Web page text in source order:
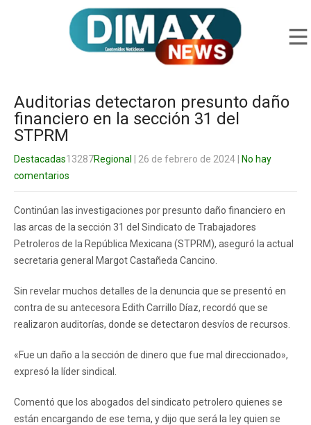
Auditorias detectaron presunto daño
financiero en la sección 31 del
STPRM
Destacadas13287Regional | 26 de febrero de 2024
No hay
comentarios
Continúan las investigaciones por presunto daño financiero en
las arcas de la sección 31 del Sindicato de Trabajadores
Petroleros de la República Mexicana (STPRM), aseguró la actual
secretaria general Margot Castañeda Cancino.
Sin revelar muchos detalles de la denuncia que se presentó en
contra de su antecesora Edith Carrillo Díaz, recordó que se
realizaron auditorías, donde se detectaron desvíos de recursos.
«Fue un daño a la sección de dinero que fue mal direccionado»,
expresó la líder sindical.
Comentó que los abogados del sindicato petrolero quienes se
están encargando de ese tema, y dijo que será la ley quien se